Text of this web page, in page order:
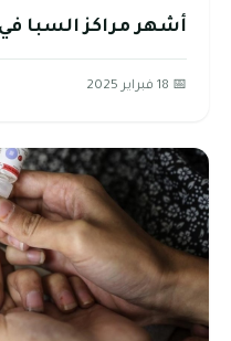
أشهر مراكز السبا
📅 18 فبراير 2025